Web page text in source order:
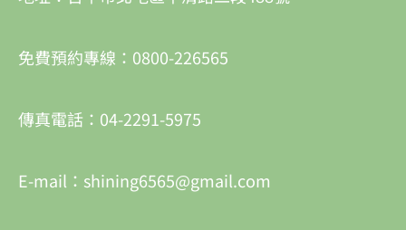
免費預約專線：0800-226565
傳真電話：04-2291-5975
E-mail：shining6565@gmail.com